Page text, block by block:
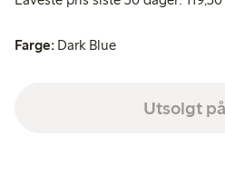
Farge: Dark Blue
Utsolgt